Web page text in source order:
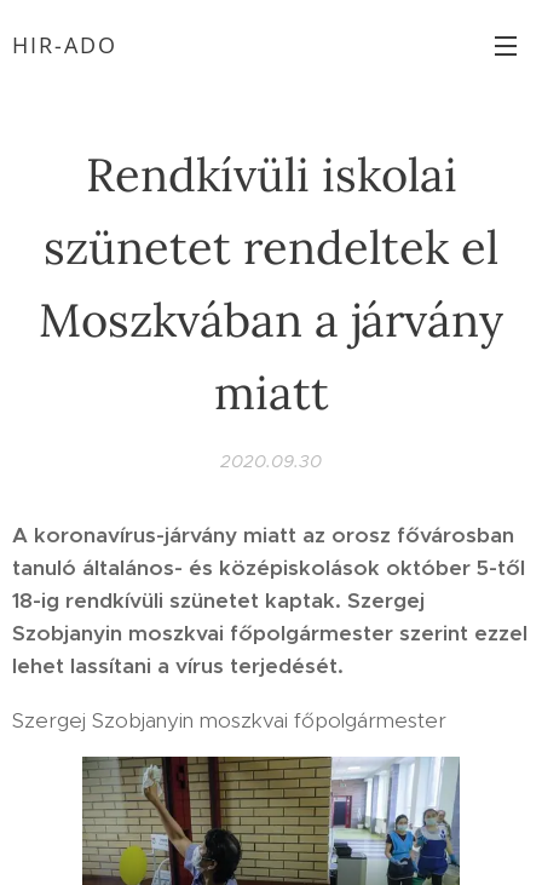
HIR-ADO
Rendkívüli iskolai
szünetet rendeltek el
Moszkvában a járvány
miatt
2020.09.30
A koronavírus-járvány miatt az orosz fővárosban
tanuló általános- és középiskolások október 5-től
18-ig rendkívüli szünetet kaptak. Szergej
Szobjanyin moszkvai főpolgármester szerint ezzel
lehet lassítani a vírus terjedését.
Szergej Szobjanyin moszkvai főpolgármester